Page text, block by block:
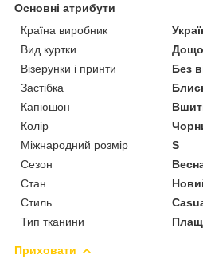
Основні атрибути
Країна виробник
Вид куртки
Візерунки і принти
Без
Застібка
Капюшон
Колір
Міжнародний розмір
S
Сезон
Стан
Стиль
Тип тканини
Приховати